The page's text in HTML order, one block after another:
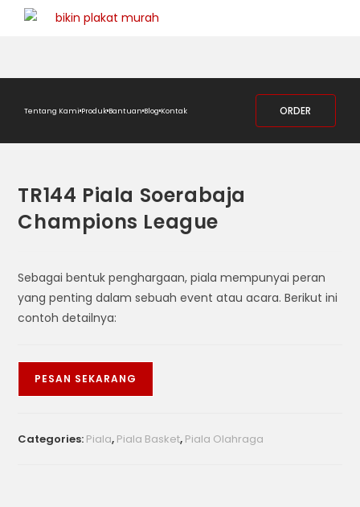
Tentang Kami Produk Bantuan Blog Kontak ORDER
TR144 Piala Soerabaja
Champions League
Sebagai bentuk penghargaan, piala mempunyai peran
yang penting dalam sebuah event atau acara. Berikut ini
contoh detailnya:
PESAN SEKARANG
Categories: Piala, Piala Basket, Piala Olahraga